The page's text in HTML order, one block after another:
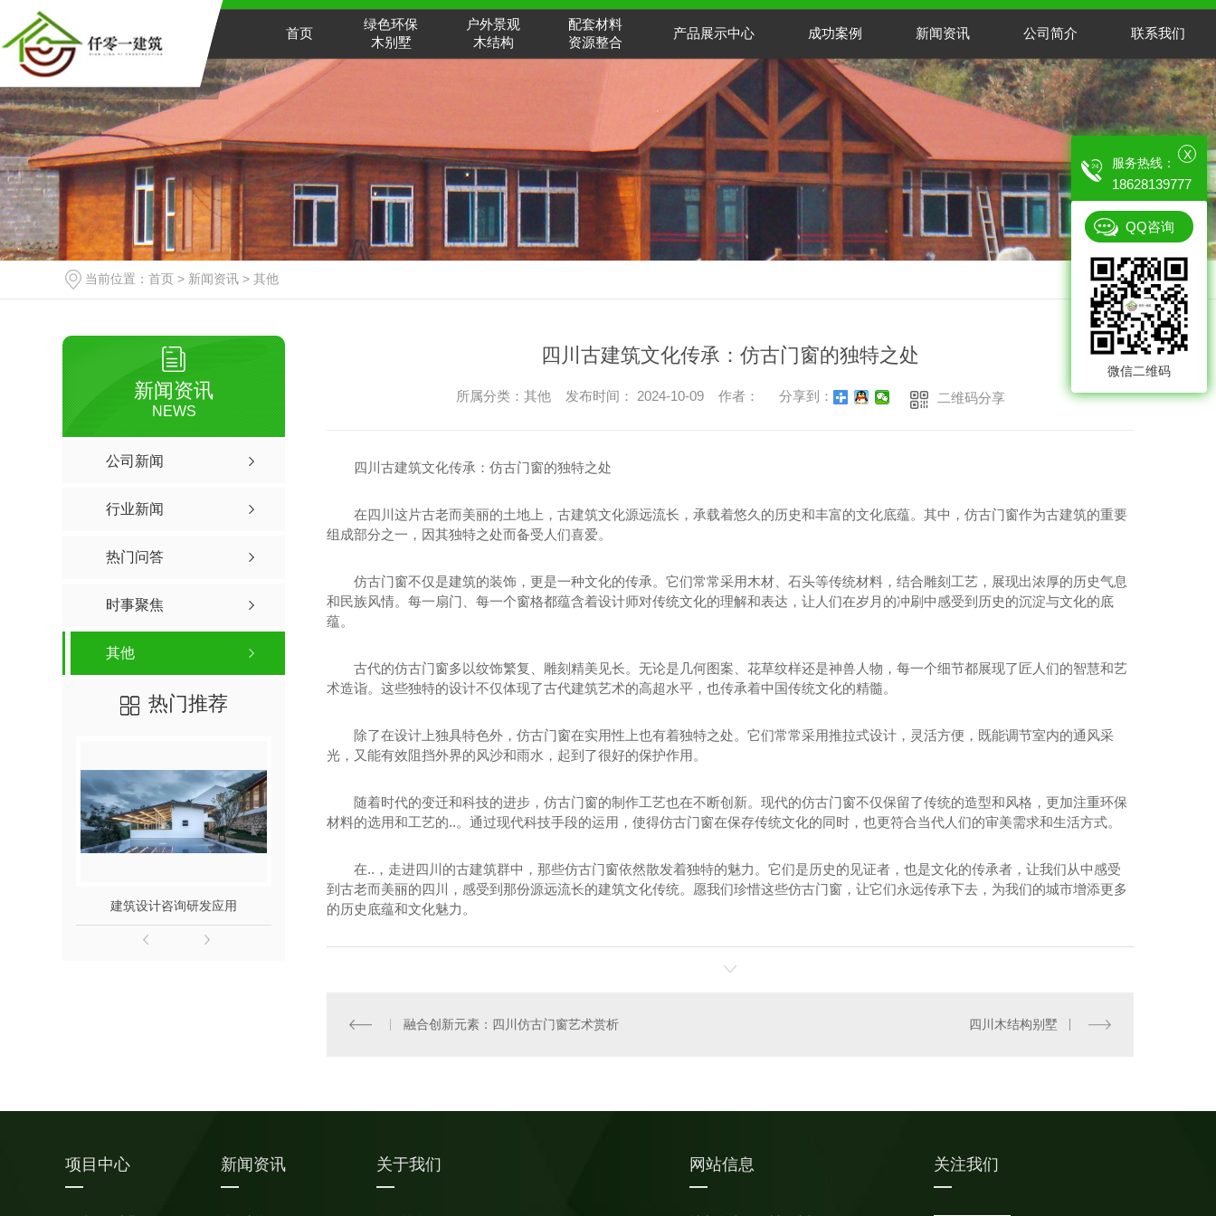
首页
绿色环保
木别墅
户外景观
木结构
配套材料
资源整合
产品展示中心 成功案例 新闻资讯 公司简介 联系我们
当前位置： 首页 > 新闻资讯 > 其他 返回
新闻资讯
NEWS
公司新闻
行业新闻
热门问答
时事聚焦
其他
热门推荐
建筑设计咨询研发应用 四川户外木地板
四川古建筑文化传承：仿古门窗的独特之处
所属分类：其他 发布时间： 2024-10-09 作者： 分享到： 二维码分享
四川古建筑文化传承：仿古门窗的独特之处
在四川这片古老而美丽的土地上，古建筑文化源远流长，承载着悠久的历史和丰富的文化底蕴。其中，仿古门窗作为古建筑的重要
组成部分之一，因其独特之处而备受人们喜爱。
仿古门窗不仅是建筑的装饰，更是一种文化的传承。它们常常采用木材、石头等传统材料，结合雕刻工艺，展现出浓厚的历史气息
和民族风情。每一扇门、每一个窗格都蕴含着设计师对传统文化的理解和表达，让人们在岁月的冲刷中感受到历史的沉淀与文化的底
蕴。
古代的仿古门窗多以纹饰繁复、雕刻精美见长。无论是几何图案、花草纹样还是神兽人物，每一个细节都展现了匠人们的智慧和艺
术造诣。这些独特的设计不仅体现了古代建筑艺术的高超水平，也传承着中国传统文化的精髓。
除了在设计上独具特色外，仿古门窗在实用性上也有着独特之处。它们常常采用推拉式设计，灵活方便，既能调节室内的通风采
光，又能有效阻挡外界的风沙和雨水，起到了很好的保护作用。
随着时代的变迁和科技的进步，仿古门窗的制作工艺也在不断创新。现代的仿古门窗不仅保留了传统的造型和风格，更加注重环保
材料的选用和工艺的..。通过现代科技手段的运用，使得仿古门窗在保存传统文化的同时，也更符合当代人们的审美需求和生活方式。
在..，走进四川的古建筑群中，那些仿古门窗依然散发着独特的魅力。它们是历史的见证者，也是文化的传承者，让我们从中感受
到古老而美丽的四川，感受到那份源远流长的建筑文化传统。愿我们珍惜这些仿古门窗，让它们永远传承下去，为我们的城市增添更多
的历史底蕴和文化魅力。
融合创新元素：四川仿古门窗艺术赏析 四川木结构别墅
项目中心 新闻资讯 关于我们 网站信息 关注我们
X
服务热线：
18628139777
QQ咨询
微信二维码